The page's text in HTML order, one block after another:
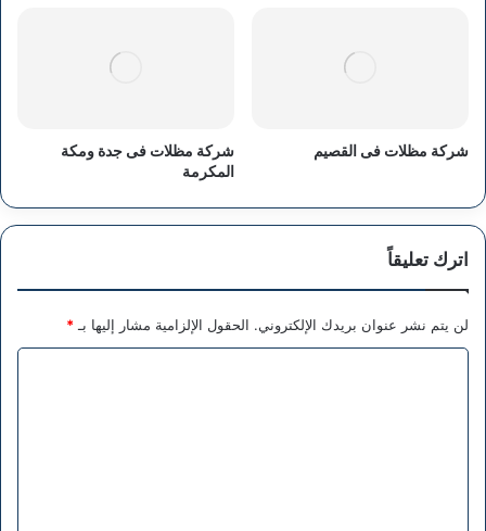
شركة مظلات فى القصيم
شركة مظلات فى جدة ومكة
المكرمة
اترك تعليقاً
لن يتم نشر عنوان بريدك الإلكتروني. الحقول الإلزامية مشار إليها بـ*